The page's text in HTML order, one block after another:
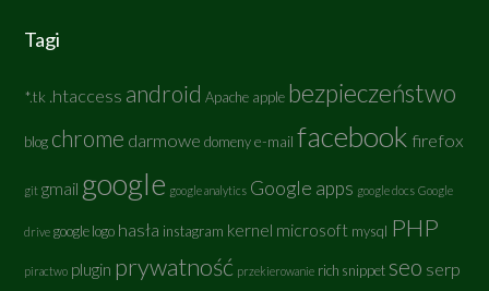
Tagi
*.tk .htaccess android Apache apple bezpieczeństwo
blog chrome darmowe domeny e-mail facebook firefox
git gmail google google analytics Google apps google docs Google
drive google logo hasła instagram kernel microsoft mysql PHP
piractwo plugin prywatność przekierowanie rich snippet seo serp